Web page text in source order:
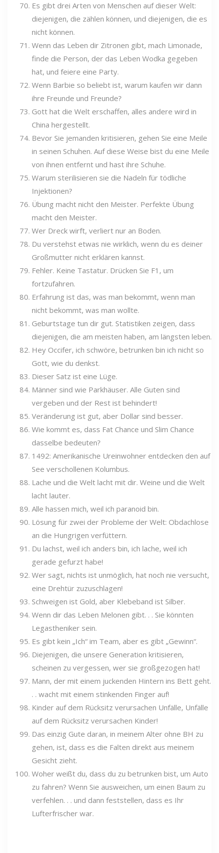
Es gibt drei Arten von Menschen auf dieser Welt:
diejenigen, die zählen können, und diejenigen, die es
nicht können.
Wenn das Leben dir Zitronen gibt, mach Limonade,
finde die Person, der das Leben Wodka gegeben
hat, und feiere eine Party.
Wenn Barbie so beliebt ist, warum kaufen wir dann
ihre Freunde und Freunde?
Gott hat die Welt erschaffen, alles andere wird in
China hergestellt.
Bevor Sie jemanden kritisieren, gehen Sie eine Meile
in seinen Schuhen. Auf diese Weise bist du eine Meile
von ihnen entfernt und hast ihre Schuhe.
Warum sterilisieren sie die Nadeln für tödliche
Injektionen?
Übung macht nicht den Meister. Perfekte Übung
macht den Meister.
Wer Dreck wirft, verliert nur an Boden.
Du verstehst etwas nie wirklich, wenn du es deiner
Großmutter nicht erklären kannst.
Fehler. Keine Tastatur. Drücken Sie F1, um
fortzufahren.
Erfahrung ist das, was man bekommt, wenn man
nicht bekommt, was man wollte.
Geburtstage tun dir gut. Statistiken zeigen, dass
diejenigen, die am meisten haben, am längsten leben.
Hey Occifer, ich schwöre, betrunken bin ich nicht so
Gott, wie du denkst.
Dieser Satz ist eine Lüge.
Männer sind wie Parkhäuser. Alle Guten sind
vergeben und der Rest ist behindert!
Veränderung ist gut, aber Dollar sind besser.
Wie kommt es, dass Fat Chance und Slim Chance
dasselbe bedeuten?
1492: Amerikanische Ureinwohner entdecken den auf
See verschollenen Kolumbus.
Lache und die Welt lacht mit dir. Weine und die Welt
lacht lauter.
Alle hassen mich, weil ich paranoid bin.
Lösung für zwei der Probleme der Welt: Obdachlose
an die Hungrigen verfüttern.
Du lachst, weil ich anders bin, ich lache, weil ich
gerade gefurzt habe!
Wer sagt, nichts ist unmöglich, hat noch nie versucht,
eine Drehtür zuzuschlagen!
Schweigen ist Gold, aber Klebeband ist Silber.
Wenn dir das Leben Melonen gibt. . . Sie könnten
Legastheniker sein.
Es gibt kein „Ich“ im Team, aber es gibt „Gewinn“.
Diejenigen, die unsere Generation kritisieren,
scheinen zu vergessen, wer sie großgezogen hat!
Mann, der mit einem juckenden Hintern ins Bett geht.
. . wacht mit einem stinkenden Finger auf!
Kinder auf dem Rücksitz verursachen Unfälle, Unfälle
auf dem Rücksitz verursachen Kinder!
Das einzig Gute daran, in meinem Alter ohne BH zu
gehen, ist, dass es die Falten direkt aus meinem
Gesicht zieht.
Woher weißt du, dass du zu betrunken bist, um Auto
zu fahren? Wenn Sie ausweichen, um einen Baum zu
verfehlen. . . und dann feststellen, dass es Ihr
Lufterfrischer war.